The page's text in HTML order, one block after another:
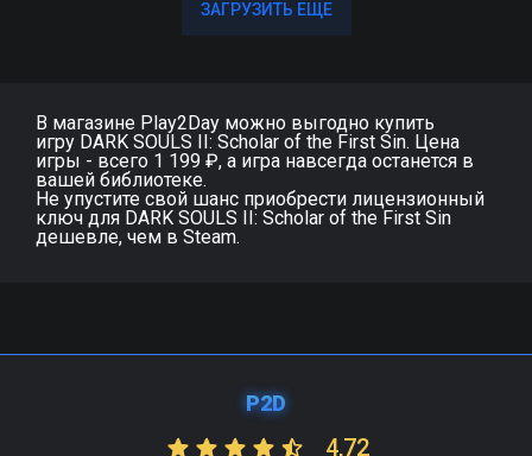
ЗАГРУЗИТЬ ЕЩЕ
ЗАГРУЗИТЬ ЕЩЕ
В магазине Play2Day можно выгодно купить
игру DARK SOULS II: Scholar of the First Sin. Цена
игры - всего 1 199 ₽, а игра навсегда останется в
вашей библиотеке.
Не упустите свой шанс приобрести лицензионный
ключ для DARK SOULS II: Scholar of the First Sin
дешевле, чем в Steam.
P2D
4,72